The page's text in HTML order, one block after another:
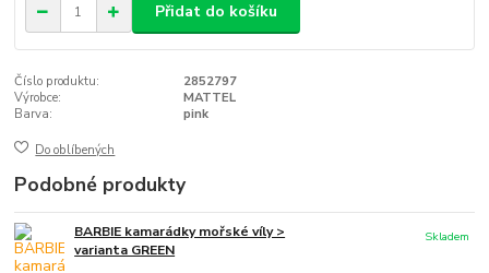
Přidat do košíku
Číslo produktu:
2852797
Výrobce:
MATTEL
Barva:
pink
Do oblíbených
Podobné produkty
BARBIE kamarádky mořské víly >
varianta GREEN
Skladem